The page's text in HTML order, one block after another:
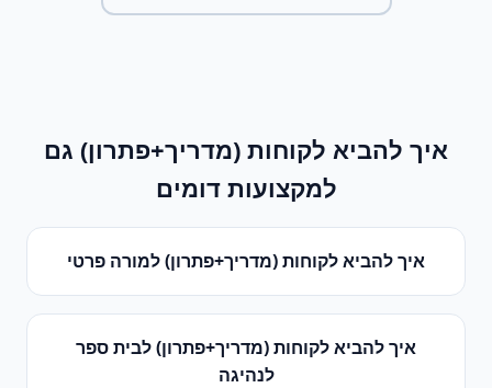
איך להביא לקוחות (מדריך+פתרון) גם
למקצועות דומים
איך להביא לקוחות (מדריך+פתרון)למורה פרטי
איך להביא לקוחות (מדריך+פתרון)לבית ספר
לנהיגה